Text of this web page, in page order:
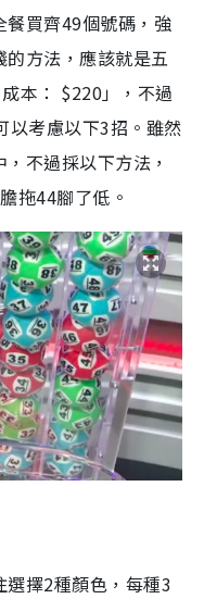
餐買齊49個號碼，強
方法，應該就是五
本： $220」，不過
以考慮以下3招。雖然
不過採以下方法，
拖44腳了低。
擇2種顏色，每種3